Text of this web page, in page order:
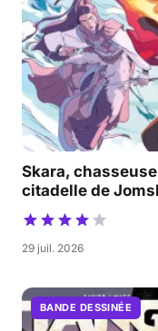
Skara,
citadelle de
29 juil. 2026
BANDE DESSINÉE